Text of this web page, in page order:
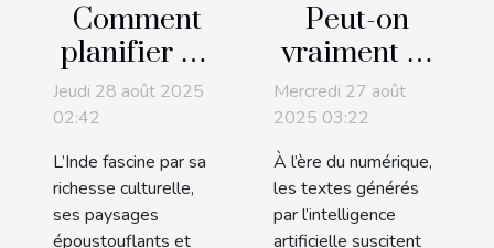
Comment
planifier un
voyage sur
mesure en
Inde pour
découvrir
son
Jeudi 28 août 2025
02:42
L’Inde fascine par sa
richesse culturelle,
ses paysages
époustouflants et
Peut-on
vraiment se
fier aux
textes
générés par
l'IA ?
Mercredi 27 août
2025 03:22
À l’ère du numérique,
les textes générés
par l’intelligence
artificielle suscitent